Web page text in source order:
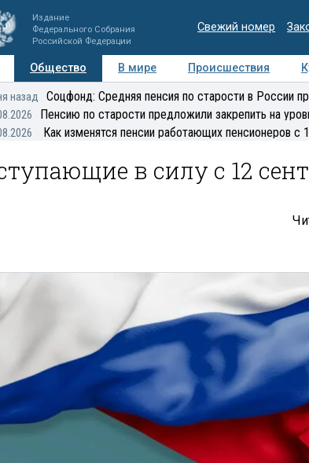
Издание
Федерального Собрания
Российской Федерации
Свежий номер
Общество В мире Происшествия
Мнения Регионы Медиацентр Интервью
назад Соцфонд: Средняя пенсия по старости в России
Пенсию по старости предложили закрепить на
Как изменятся пенсии работающих пенсионеров с
в силу с 12